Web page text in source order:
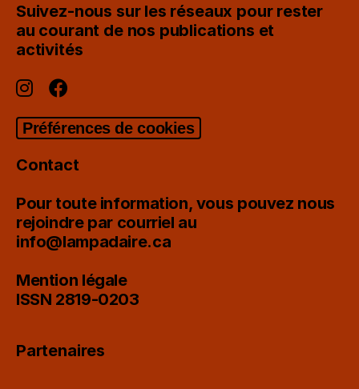
Suivez-nous sur les réseaux pour rester
au courant de nos publications et
activités
Préférences de cookies
Contact
Pour toute information, vous pouvez nous
rejoindre par courriel au
info@lampadaire.ca
Mention légale
ISSN 2819-0203
Partenaires